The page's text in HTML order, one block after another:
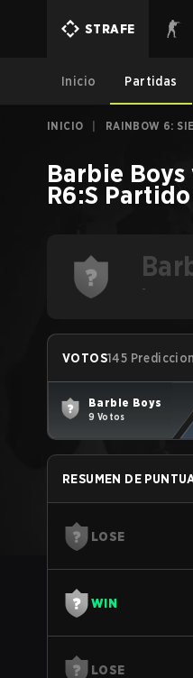
STRAFE
Inicio Partidas
INICIO RAINBOW 6:
Barbie Boys
R6:S Partido
-
VOTOS145
Barbie Boys
9 Votos
RESUMEN DE
LOSE
WIN
LOSE